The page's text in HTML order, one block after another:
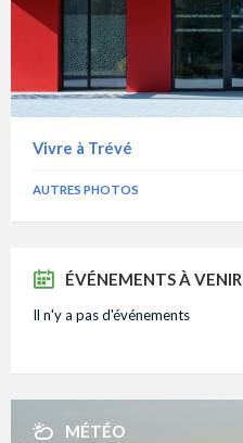
Vivre à Trévé
AUTRES PHOTOS
ÉVÉNEMENTS À VENIR
Il n'y a pas d'événements
MÉTÉO